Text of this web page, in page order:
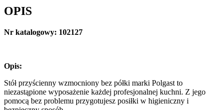
OPIS
Nr katalogowy: 102127
Opis:
Stół przyścienny wzmocniony bez półki marki Polgast to
niezastąpione wyposażenie każdej profesjonalnej kuchni. Z jego
pomocą bez problemu przygotujesz posiłki w higieniczny i